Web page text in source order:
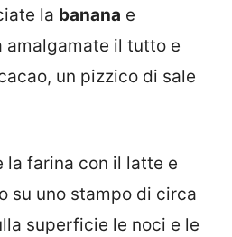
la banana e
amalgamate il tutto e
un pizzico di sale
la farina con il latte e
su uno stampo di circa
superficie le noci e le